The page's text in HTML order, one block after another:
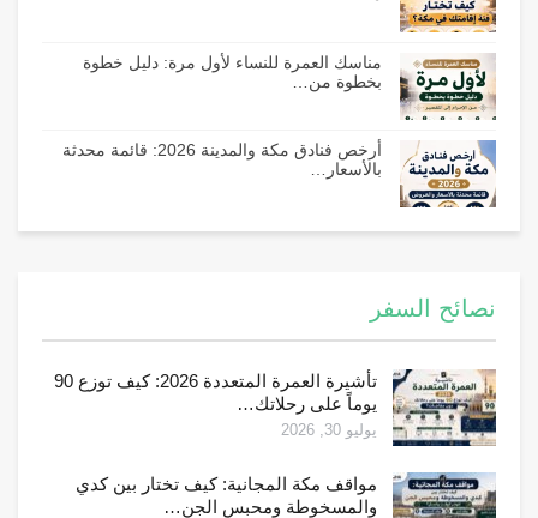
مناسك العمرة للنساء لأول مرة: دليل خطوة
بخطوة من…
أرخص فنادق مكة والمدينة 2026: قائمة محدثة
بالأسعار…
نصائح السفر
تأشيرة العمرة المتعددة 2026: كيف توزع 90
يوماً على رحلاتك…
يوليو 30, 2026
مواقف مكة المجانية: كيف تختار بين كدي
والمسخوطة ومحبس الجن…